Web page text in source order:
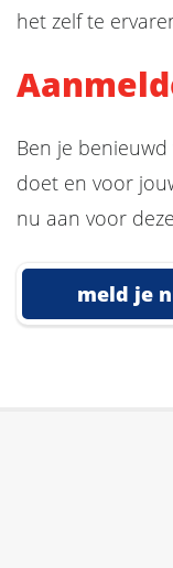
het zelf te
Ben je
doet en voor
nu aan voor
meld je